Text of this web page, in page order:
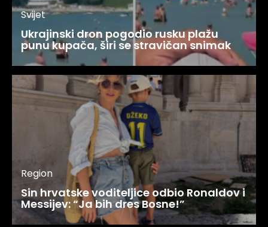
Svijet
Ukrajinski dron pogodio rusku plažu
punu kupača, širi se stravičan snimak
Region
Sin hrvatske voditeljice odbio Ronaldov i
Messijev: “Ja bih dres Bosne!”